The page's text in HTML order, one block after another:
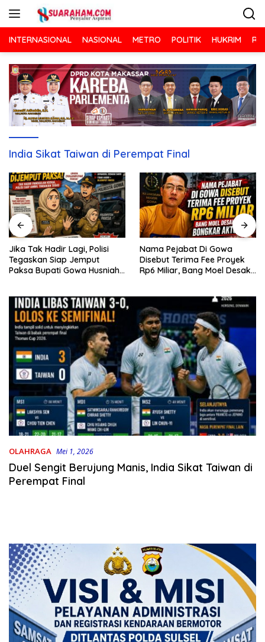
INTERNASIONAL NASIONAL METRO POLITIK HUKRIM
India Sikat Taiwan di Perempat Final
Jika Tak Hadir Lagi, Polisi
Tegaskan Siap Jemput
Paksa Bupati Gowa Husniah
Nama Pejabat Di Gowa
Disebut Terima Fee Proyek
Rp6 Miliar, Bang Moel Desak
OLAHRAGA Mei 1, 2026
Duel Sengit Berujung Manis, India Sikat Taiwan di
Perempat Final